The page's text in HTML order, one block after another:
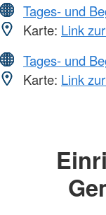
Tages- und
Karte: Link
Tages- und
Karte: Link